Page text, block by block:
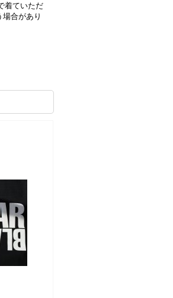
着ていただ
合があり